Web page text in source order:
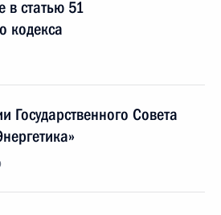
в статью 51
кодекса
Государственного Совета